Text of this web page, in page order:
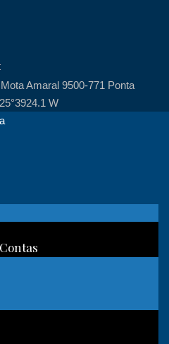
Amaral 9500-771 Ponta
W